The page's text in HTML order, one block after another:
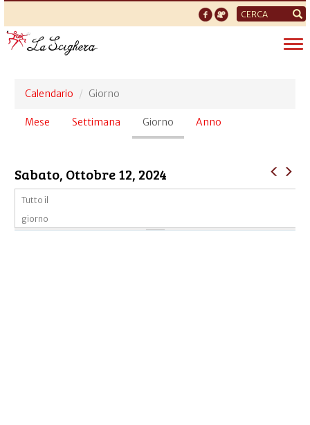
Form
di
ricerca
Calendario Giorno
Schede
Mese Settimana Giorno (scheda
attiva)
Anno
Sabato, Ottobre 12, 2024
Tutto il
giorno